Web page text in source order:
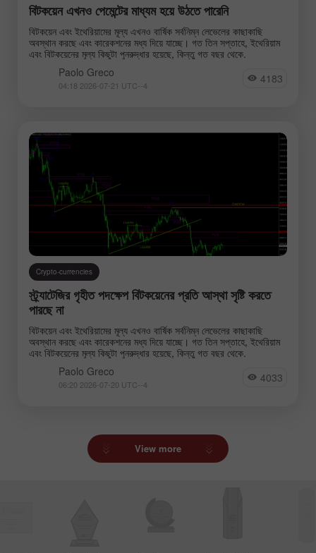
বিটকয়েন এখনও পেমেন্টের মাধ্যম হয়ে উঠতে পারেনি
বিটকয়েন এবং ইথেরিয়ামের মূল্য এখনও বার্ষিক সর্বনিম্ন লেভেলের কাছাকাছি
অবস্থান করছে এবং কারেকশনের মধ্য দিয়ে যাচ্ছে। গত তিন সপ্তাহে, ইথেরিয়াম
এবং বিটকয়েনের মূল্য কিছুটা পুনরুদ্ধার হয়েছে, কিন্তু গত বছর থেকে.
Paolo Greco
04:18 2026-07-21 UTC--4 4183
Crypto-currencies
স্ট্র্যাটেজির গৃহীত পদক্ষেপ বিটকয়েনের প্রতি আস্থা সৃষ্টি করতে
পারছে না
বিটকয়েন এবং ইথেরিয়ামের মূল্য এখনও বার্ষিক সর্বনিম্ন লেভেলের কাছাকাছি
অবস্থান করছে এবং কারেকশনের মধ্য দিয়ে যাচ্ছে। গত তিন সপ্তাহে, ইথেরিয়াম
এবং বিটকয়েনের মূল্য কিছুটা পুনরুদ্ধার হয়েছে, কিন্তু গত বছর থেকে.
Paolo Greco
06:20 2026-07-20 UTC--4 4033
View more